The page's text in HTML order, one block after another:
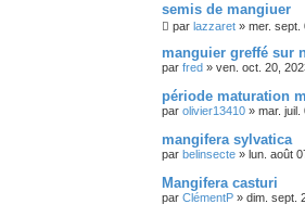
semis de mangiuer
par lazzaret » mer. sept.
manguier greffé sur
par fred » ven. oct. 20,
période maturation
par olivier13410 » mar. juil.
mangifera sylvatica
par belinsecte » lun. août
Mangifera casturi
par ClémentP » dim. sept.